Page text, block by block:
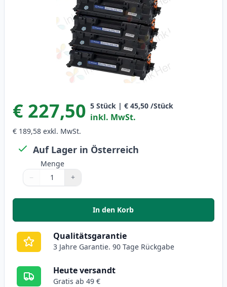
€ 227,50 5 Stück | € 45,50 /Stück
inkl. MwSt.
€ 189,58 exkl. MwSt.
Auf Lager in Österreich
Menge
Menge
Verwenden Sie die Tasten, um anzupassen
− +
Menge 1
In den Korb
, 5 stück Canon 719 schwarz
Qualitätsgarantie
3 Jahre Garantie. 90 Tage Rückgabe
Heute versandt
Gratis ab 49 €